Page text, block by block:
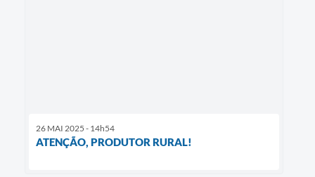
26 MAI 2025 - 14h54
ATENÇÃO, PRODUTOR RURAL!